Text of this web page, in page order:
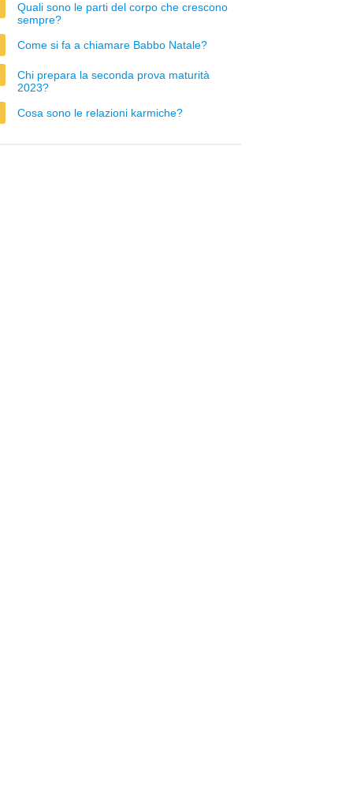
Quali sono le parti del corpo che crescono
sempre?
Come si fa a chiamare Babbo Natale?
Chi prepara la seconda prova maturità
2023?
Cosa sono le relazioni karmiche?